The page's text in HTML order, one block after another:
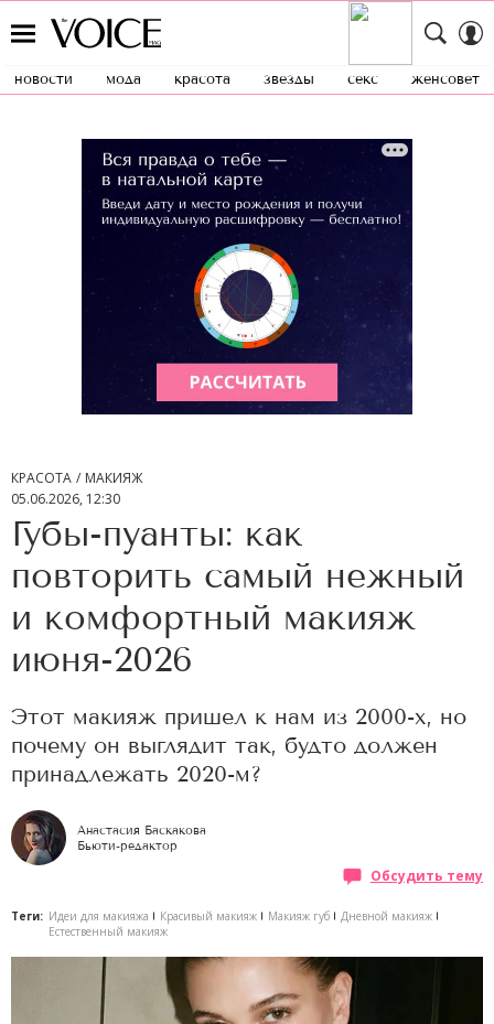
новости мода красота звезды секс женсовет
КРАСОТА
МАКИЯЖ
05.06.2026, 12:30
Губы-пуанты: как
повторить самый нежный
и комфортный макияж
июня-2026
Этот макияж пришел к нам из 2000-х, но
почему он выглядит так, будто должен
принадлежать 2020-м?
Анастасия Баскакова
Бьюти-редактор
Обсудить тему
Теги: Идеи для макияжа Красивый макияж Макияж губ
Дневной макияж
Естественный макияж